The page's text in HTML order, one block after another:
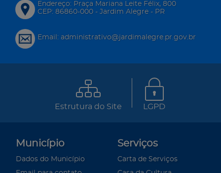
Endereço: Praça Mariana Leite Félix, 800
CEP: 86860-000 - Jardim Alegre - PR
Email: administrativo@jardimalegre.pr.gov.br
Estrutura do Site LGPD
Município
Dados do Município
Serviços
Carta de Serviços